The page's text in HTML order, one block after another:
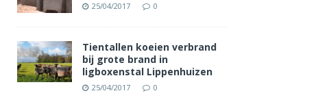
25/04/2017 0
Tientallen koeien verbrand
bij grote brand in
ligboxenstal Lippenhuizen
25/04/2017 0